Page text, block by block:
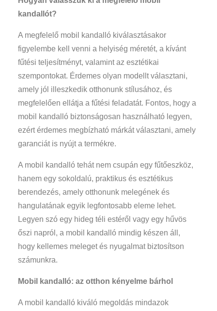
kandallót?
A megfelelő mobil kandalló kiválasztásakor
figyelembe kell venni a helyiség méretét, a kívánt
fűtési teljesítményt, valamint az esztétikai
szempontokat. Érdemes olyan modellt választani,
amely jól illeszkedik otthonunk stílusához, és
megfelelően ellátja a fűtési feladatát. Fontos, hogy a
mobil kandalló biztonságosan használható legyen,
ezért érdemes megbízható márkát választani, amely
garanciát is nyújt a termékre.
A mobil kandalló tehát nem csupán egy fűtőeszköz,
hanem egy sokoldalú, praktikus és esztétikus
berendezés, amely otthonunk melegének és
hangulatának egyik legfontosabb eleme lehet.
Legyen szó egy hideg téli estéről vagy egy hűvös
őszi napról, a mobil kandalló mindig készen áll,
hogy kellemes meleget és nyugalmat biztosítson
számunkra.
Mobil kandalló: az otthon kényelme bárhol
A mobil kandalló kiváló megoldás mindazok